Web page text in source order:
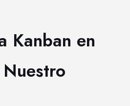
Kanban en